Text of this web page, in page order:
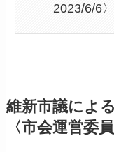
2023/6/6〉
維新市議によ
〈市会運営委